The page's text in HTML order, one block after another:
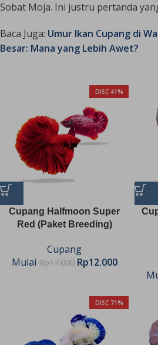
Sobat Moja. Ini justru pertanda
Baca Juga: Umur Ikan Cupang di
Besar: Mana yang Lebih Awet?
DISC 41%
Cupang Halfmoon Super
Red (Paket Breeding)
Cupang
Mulai Rp17.000 Rp12.000
DISC 71%